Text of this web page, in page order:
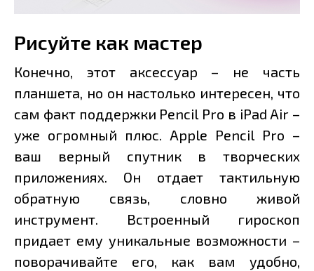
Рисуйте как мастер
Конечно, этот аксессуар – не часть
планшета, но он настолько интересен, что
сам факт поддержки Pencil Pro в iPad Air –
уже огромный плюс. Apple Pencil Pro –
ваш верный спутник в творческих
приложениях. Он отдает тактильную
обратную связь, словно живой
инструмент. Встроенный гироскоп
придает ему уникальные возможности –
поворачивайте его, как вам удобно,